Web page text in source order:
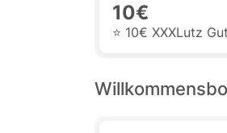
10€
⭐️ 10€ XXXLutz